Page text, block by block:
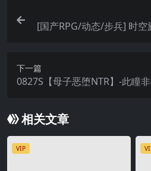
[国产RPG/动态/步兵] 时空
下一篇
0827S【母子恶堕NTR】-此瞳
相关文章
VIP